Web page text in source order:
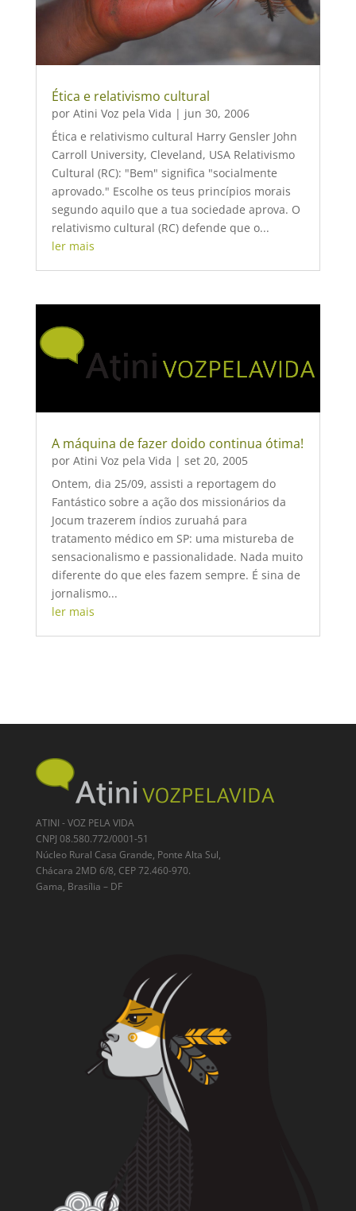
Ética e relativismo cultural
por Atini Voz pela Vida | jun 30, 2006
Ética e relativismo cultural Harry Gensler John
Carroll University, Cleveland, USA Relativismo
Cultural (RC): "Bem" significa "socialmente
aprovado." Escolhe os teus princípios morais
segundo aquilo que a tua sociedade aprova. O
relativismo cultural (RC) defende que o...
ler mais
A máquina de fazer doido continua ótima!
por Atini Voz pela Vida | set 20, 2005
Ontem, dia 25/09, assisti a reportagem do
Fantástico sobre a ação dos missionários da
Jocum trazerem índios zuruahá para
tratamento médico em SP: uma mistureba de
sensacionalismo e passionalidade. Nada muito
diferente do que eles fazem sempre. É sina de
jornalismo...
ler mais
ATINI - VOZ PELA VIDA
CNPJ 08.580.772/0001-51
Núcleo Rural Casa Grande, Ponte Alta Sul,
Chácara 2MD 6/8, CEP 72.460-970.
Gama, Brasília – DF